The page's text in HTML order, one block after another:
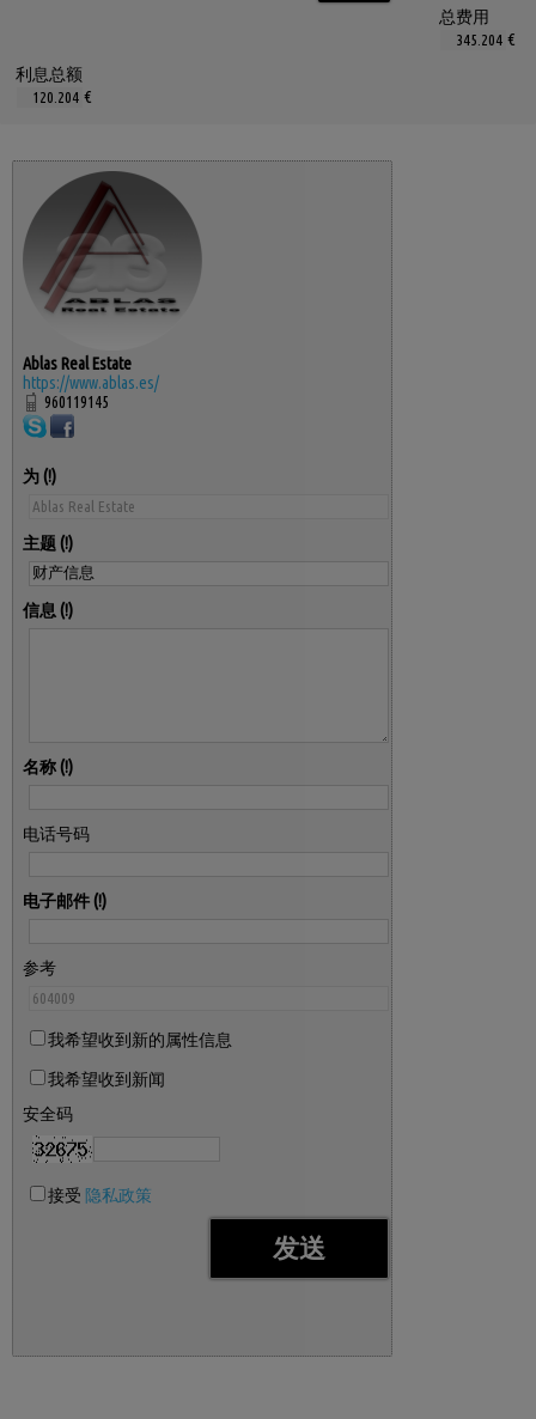
总费用
€
利息总额
€
Ablas Real Estate
https://www.ablas.es/
960119145
为
主题
信息
名称
电话号码
电子邮件
参考
我希望收到新的属性信息
我希望收到新闻
安全码
接受 隐私政策